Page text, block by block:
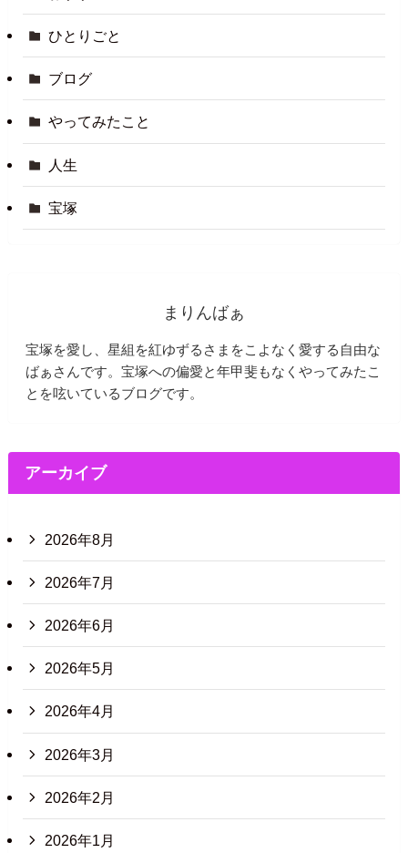
ひとりごと
ブログ
やってみたこと
人生
宝塚
まりんばぁ
宝塚を愛し、星組を紅ゆずるさまをこよなく愛する自由な
ばぁさんです。宝塚への偏愛と年甲斐もなくやってみたこ
とを呟いているブログです。
アーカイブ
2026年8月
2026年7月
2026年6月
2026年5月
2026年4月
2026年3月
2026年2月
2026年1月